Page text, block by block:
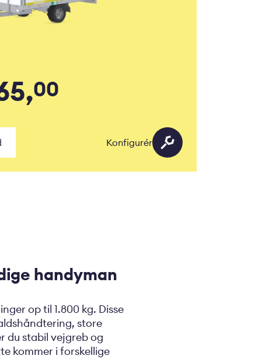
00
Konfigurér
handyman
op til 1.800 kg. Disse
store
du stabil vejgreb og
kommer i forskellige